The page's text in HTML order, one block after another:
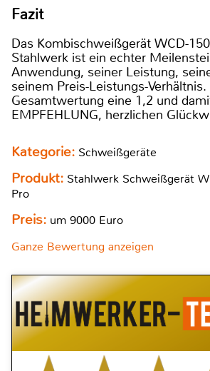
Fazit
Das Kombischweißgerät WCD-
Stahlwerk ist ein echter
Anwendung, seiner Leistung,
seinem Preis-Leistungs-
Gesamtwertung eine 1,2 und
EMPFEHLUNG, herzlichen
Kategorie: Schweißgeräte
Produkt: Stahlwerk Schweißgerät
Pro
Preis: um 9000 Euro
Ganze Bewertung anzeigen